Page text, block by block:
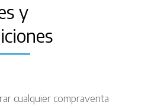
y
cualquier compraventa